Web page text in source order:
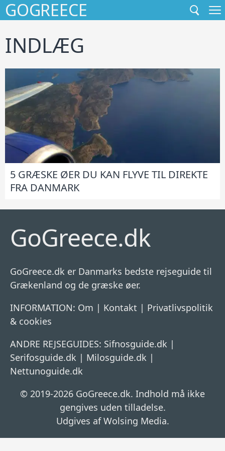
GOGREECE
GÅ
TIL
INDHOLD
INDLÆG
5 GRÆSKE ØER DU KAN FLYVE TIL DIREKTE
FRA DANMARK
GoGreece.dk
GoGreece.dk er Danmarks bedste rejseguide til
Grækenland og de græske øer.
INFORMATION: Om | Kontakt | Privatlivspolitik
& cookies
ANDRE REJSEGUIDES: Sifnosguide.dk |
Serifosguide.dk | Milosguide.dk |
Nettunoguide.dk
© 2019-2026 GoGreece.dk. Indhold må ikke
gengives uden tilladelse.
Udgives af Wolsing Media.